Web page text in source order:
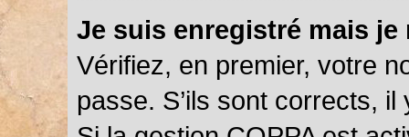
Je suis enregistré mais
Vérifiez, en premier, votre
passe. S’ils sont corrects,